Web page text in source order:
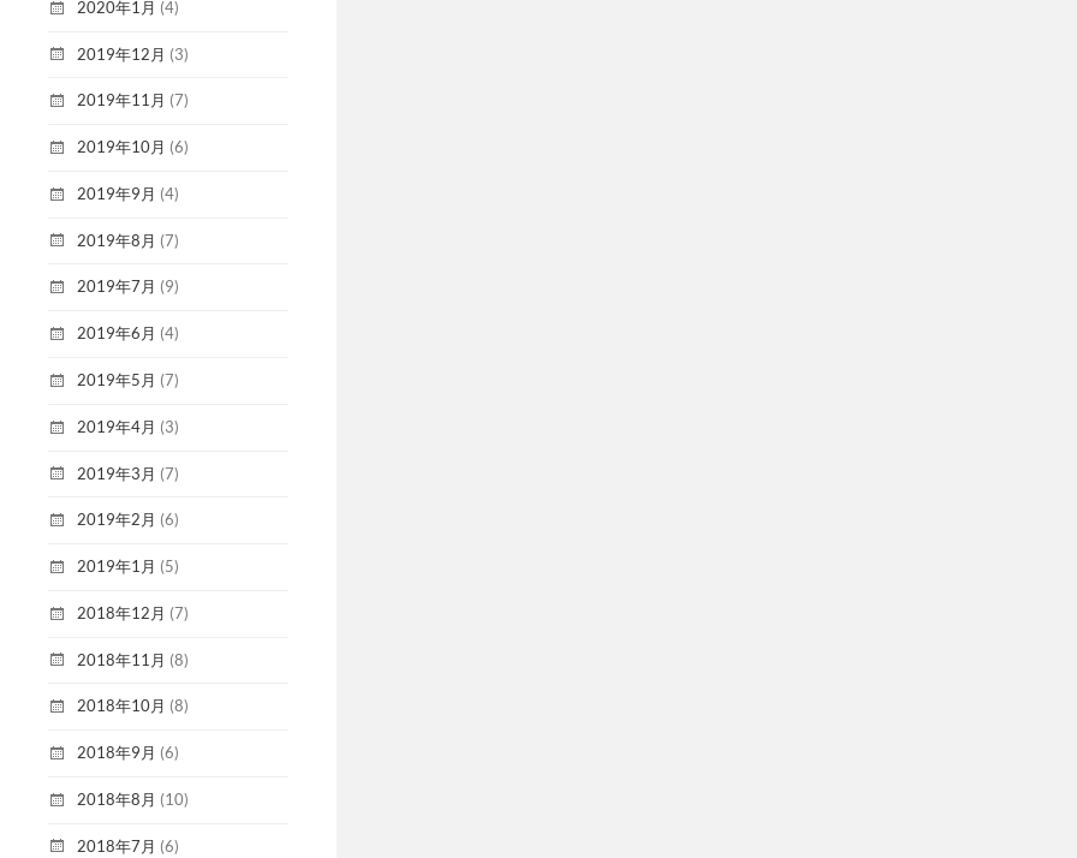
2020年1月 (4)
2019年12月 (3)
2019年11月 (7)
2019年10月 (6)
2019年9月 (4)
2019年8月 (7)
2019年7月 (9)
2019年6月 (4)
2019年5月 (7)
2019年4月 (3)
2019年3月 (7)
2019年2月 (6)
2019年1月 (5)
2018年12月 (7)
2018年11月 (8)
2018年10月 (8)
2018年9月 (6)
2018年8月 (10)
2018年7月 (6)